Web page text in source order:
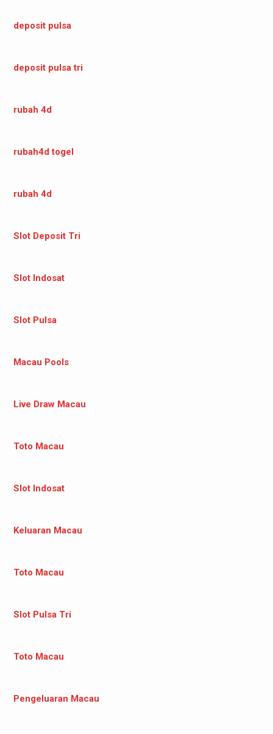
deposit pulsa
deposit pulsa tri
rubah 4d
rubah4d togel
rubah 4d
Slot Deposit Tri
Slot Indosat
Slot Pulsa
Macau Pools
Live Draw Macau
Toto Macau
Slot Indosat
Keluaran Macau
Toto Macau
Slot Pulsa Tri
Toto Macau
Pengeluaran Macau